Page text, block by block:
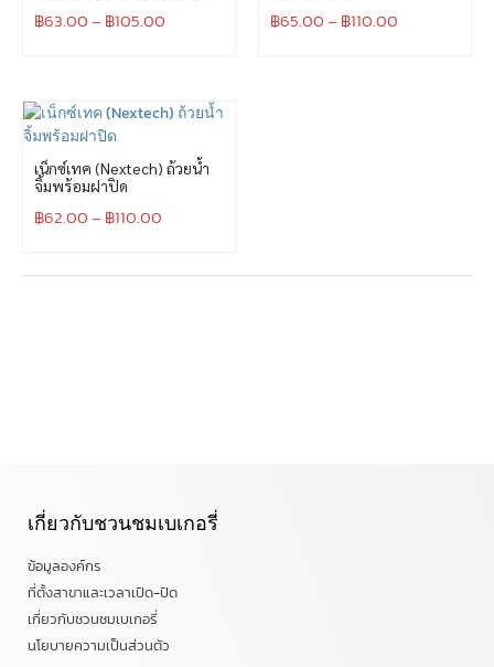
฿63.00– ฿105.00 ฿65.00– ฿110.00
เน็กซ์เทค (Nextech) ถ้วยน้ำ
จิ้มพร้อมฝาปิด
฿62.00– ฿110.00
เกี่ยวกับชวนชมเบเกอรี่
ข้อมูลองค์กร
ที่ตั้งสาขาและเวลาเปิด-ปิด
เกี่ยวกับชวนชมเบเกอรี่
นโยบายความเป็นส่วนตัว